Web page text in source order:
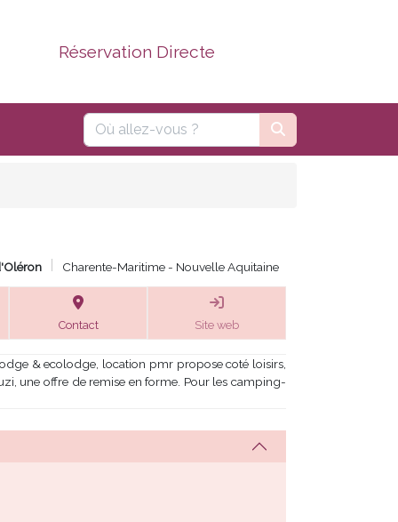
Réservation Directe
Charente-Maritime - Nouvelle Aquitaine
Contact Site web
& ecolodge, location pmr propose coté loisirs,
une offre de remise en forme. Pour les camping-